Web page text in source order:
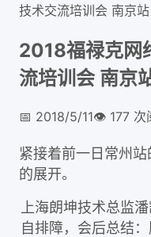
技术交流培训会 南京站
2018福禄克网
流培训会 南京
📅 2018/5/11👁️ 177 次
紧接着前一日常州
的展开。
上海朗坤技术总监
自排障，会后总结